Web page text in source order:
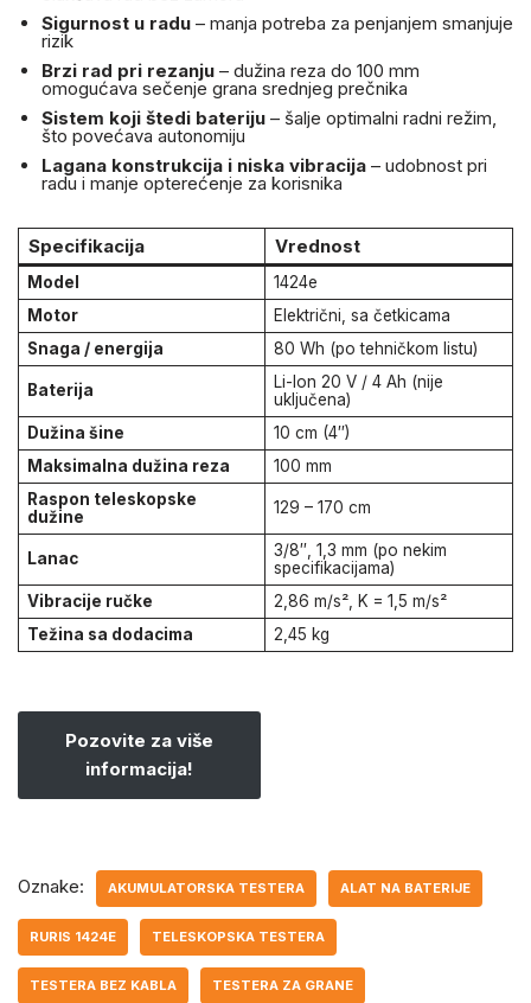
Sigurnost u radu – manja potreba za penjanjem smanjuje
rizik
Brzi rad pri rezanju – dužina reza do 100 mm
omogućava sečenje grana srednjeg prečnika
Sistem koji štedi bateriju – šalje optimalni radni režim,
što povećava autonomiju
Lagana konstrukcija i niska vibracija – udobnost pri
radu i manje opterećenje za korisnika
Specifikacija Vrednost
Model
1424e
Motor
Električni, sa četkicama
Snaga / energija
80 Wh (po tehničkom listu)
Baterija
Li-Ion 20 V / 4 Ah (nije
uključena)
Dužina šine
10 cm (4″)
Maksimalna dužina reza
100 mm
Raspon teleskopske
dužine
129 – 170 cm
Lanac
3/8″, 1,3 mm (po nekim
specifikacijama)
Vibracije ručke
2,86 m/s², K = 1,5 m/s²
Težina sa dodacima
2,45 kg
Pozovite za više
informacija!
Oznake: AKUMULATORSKA TESTERA ALAT NA BATERIJE
RURIS 1424E TELESKOPSKA TESTERA
TESTERA BEZ KABLA TESTERA ZA GRANE